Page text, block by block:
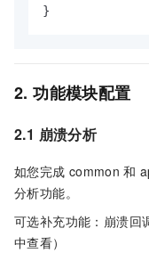
}
2. 功能模块配置
2.1 崩溃分析
如您完成 common 和
分析功能。
可选补充功能：崩溃回
中查看）